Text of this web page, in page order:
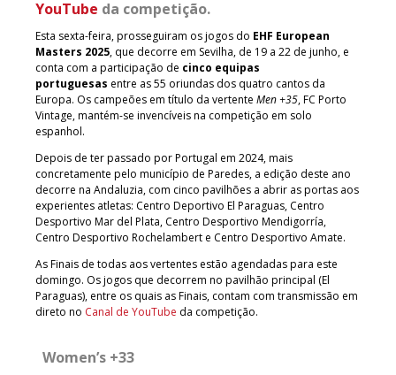
YouTube da competição.
Esta sexta-feira, prosseguiram os jogos do EHF European
Masters 2025, que decorre em Sevilha, de 19 a 22 de junho, e
conta com a participação de cinco equipas
portuguesas entre as 55 oriundas dos quatro cantos da
Europa. Os campeões em título da vertente Men +35, FC Porto
Vintage, mantém-se invencíveis na competição em solo
espanhol.
Depois de ter passado por Portugal em 2024, mais
concretamente pelo município de Paredes, a edição deste ano
decorre na Andaluzia, com cinco pavilhões a abrir as portas aos
experientes atletas: Centro Deportivo El Paraguas, Centro
Desportivo Mar del Plata, Centro Desportivo Mendigorría,
Centro Desportivo Rochelambert e Centro Desportivo Amate.
As Finais de todas aos vertentes estão agendadas para este
domingo. Os jogos que decorrem no pavilhão principal (El
Paraguas), entre os quais as Finais, contam com transmissão em
direto no Canal de YouTube da competição.
Women’s +33